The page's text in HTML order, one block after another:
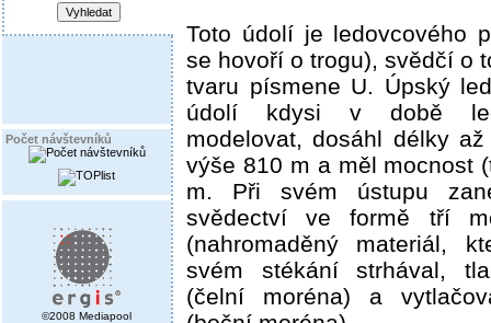
Počet návštevníků
©2008 Mediapool
Toto údolí je ledovcového
se hovoří o trogu), svědčí o
tvaru písmene U. Úpský
údolí kdysi v době
modelovat, dosáhl délky
výše 810 m a měl mocnost
m. Při svém ústupu
svědectví ve formě tří
(nahromaděný materiál,
svém stékání strhával,
(čelní moréna) a